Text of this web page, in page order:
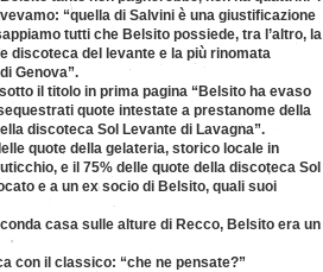
“quella di Salvini è una giustificazione
tutti che Belsito possiede, tra l’altro, la
discoteca del levante e la più rinomata
Genova”.
il titolo in prima pagina “Belsito ha evaso
quote intestate a prestanome della
discoteca Sol Levante di Lavagna”.
quote della gelateria, storico locale in
e il 75% delle quote della discoteca Sol
e a un ex socio di Belsito, quali suoi
casa sulle alture di Recco, Belsito era un
con il classico: “che ne pensate?”